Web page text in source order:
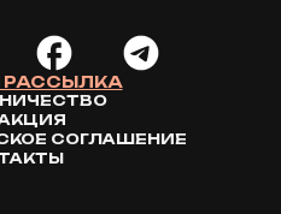
РАССЫЛКА
СОГЛАШЕНИЕ